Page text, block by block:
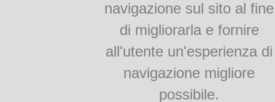
info@academiabarilla.com
FlipBooks 2:
Cuoco milanese e
Teca Digitale Biblioteche del Comune di Parma - V.lo Santa Maria 5, 43125
navigazione sul sito al fine
di migliorarla e fornire
all'utente un'esperienza di
navigazione migliore
possibile.